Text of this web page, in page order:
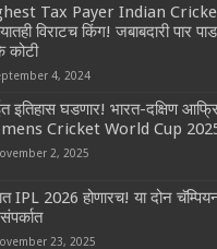
Tax Payer Indian
विराटच किंग! जबाबदारी पार
कोटी
4, 2024
इतिहास घडणार! भारत-दक्षिण
Cricket World Cup
2, 2025
IPL 2026 होणारच! या दोन
23, 2025